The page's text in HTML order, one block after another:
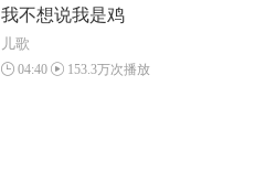
我不想说我是鸡
儿歌
04:40 153.3万次播放